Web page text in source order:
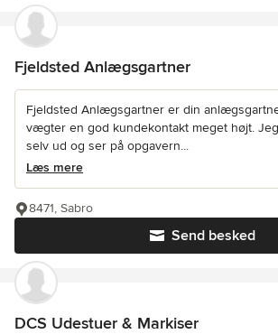
Fjeldsted Anlægsgartner
Fjeldsted Anlægsgartner er din
vægter en god kundekontakt meget højt.
selv ud og ser på opgavern...
Læs mere
Send besked
8471, Sabro
DCS Udestuer & Markiser